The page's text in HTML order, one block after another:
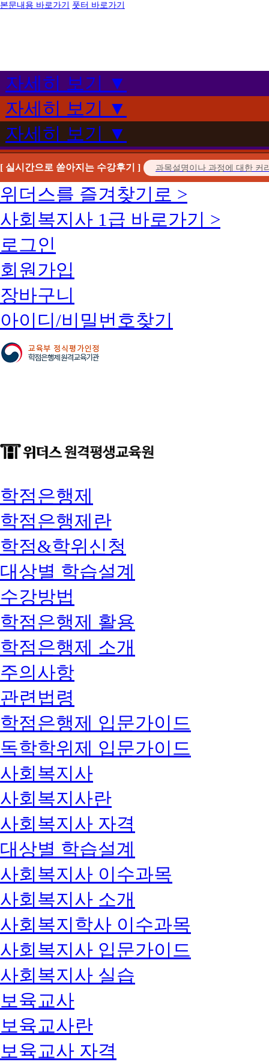
본문내용 바로가기 풋터 바로가기
자세히 보기 ▼
자세히 보기 ▼
자세히 보기 ▼
[ 실시간으로 쏟아지는 수강후기 ]
위더스를 즐겨찾기로 >
사회복지사 1급 바로가기 >
로그인
회원가입
장바구니
아이디/비밀번호찾기
학점은행제
학점은행제란
학점&학위신청
대상별 학습설계
수강방법
학점은행제 활용
학점은행제 소개
주의사항
관련법령
학점은행제 입문가이드
독학학위제 입문가이드
사회복지사
사회복지사란
사회복지사 자격
대상별 학습설계
사회복지사 이수과목
사회복지사 소개
사회복지학사 이수과목
사회복지사 입문가이드
사회복지사 실습
보육교사
보육교사란
보육교사 자격